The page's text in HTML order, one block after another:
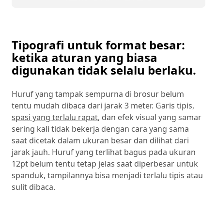
Tipografi untuk format besar:
ketika aturan yang biasa
digunakan tidak selalu berlaku.
Huruf yang tampak sempurna di brosur belum
tentu mudah dibaca dari jarak 3 meter. Garis tipis,
spasi yang terlalu rapat, dan efek visual yang samar
sering kali tidak bekerja dengan cara yang sama
saat dicetak dalam ukuran besar dan dilihat dari
jarak jauh. Huruf yang terlihat bagus pada ukuran
12pt belum tentu tetap jelas saat diperbesar untuk
spanduk, tampilannya bisa menjadi terlalu tipis atau
sulit dibaca.